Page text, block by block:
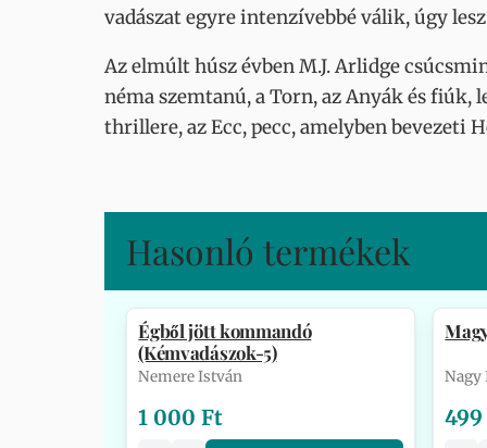
vadászat egyre intenzívebbé válik, úgy
Az elmúlt húsz évben M.J. Arlidge
néma szemtanú, a Torn, az Anyák és fiúk,
thrillere, az Ecc, pecc, amelyben bevezeti
Hasonló termékek
Égből jött kommandó
(Kémvadászok-5)
Nemere István
1 000 Ft
Nagy